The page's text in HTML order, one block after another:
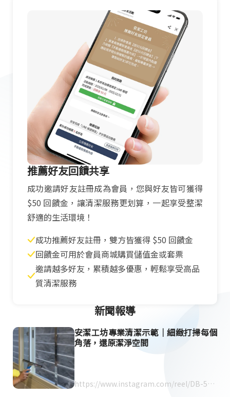
推薦好友回饋共享
成功邀請好友註冊成為會員，您與好友皆可獲得
$50 回饋金，讓清潔服務更划算，一起享受整潔
舒適的生活環境！
成功推薦好友註冊，雙方皆獲得 $50 回饋金
回饋金可用於會員商城購買儲值金或套票
邀請越多好友，累積越多優惠，輕鬆享受高品
質清潔服務
新聞報導
安潔工坊專業清潔示範｜細緻打掃每個
角落，還原潔淨空間
https://www.instagram.com/reel/DB-5MJ